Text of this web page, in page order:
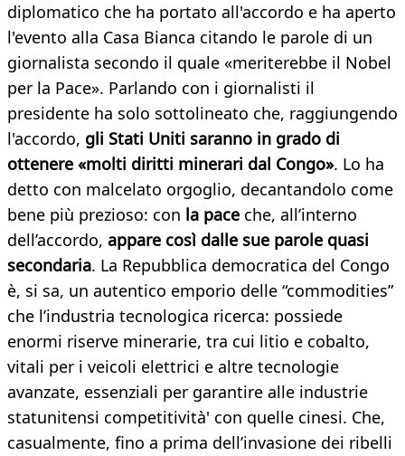
diplomatico che ha portato all'accordo e ha aperto
l'evento alla Casa Bianca citando le parole di un
giornalista secondo il quale «meriterebbe il Nobel
per la Pace». Parlando con i giornalisti il
presidente ha solo sottolineato che, raggiungendo
l'accordo, gli Stati Uniti saranno in grado di
ottenere «molti diritti minerari dal Congo». Lo ha
detto con malcelato orgoglio, decantandolo come
bene più prezioso: con la pace che, all’interno
dell’accordo, appare così dalle sue parole quasi
secondaria. La Repubblica democratica del Congo
è, si sa, un autentico emporio delle “commodities”
che l’industria tecnologica ricerca: possiede
enormi riserve minerarie, tra cui litio e cobalto,
vitali per i veicoli elettrici e altre tecnologie
avanzate, essenziali per garantire alle industrie
statunitensi competitività' con quelle cinesi. Che,
casualmente, fino a prima dell’invasione dei ribelli